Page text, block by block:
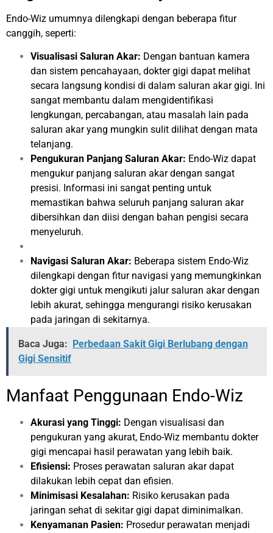
Endo-Wiz umumnya dilengkapi dengan beberapa fitur
canggih, seperti:
Visualisasi Saluran Akar: Dengan bantuan kamera
dan sistem pencahayaan, dokter gigi dapat melihat
secara langsung kondisi di dalam saluran akar gigi. Ini
sangat membantu dalam mengidentifikasi
lengkungan, percabangan, atau masalah lain pada
saluran akar yang mungkin sulit dilihat dengan mata
telanjang.
Pengukuran Panjang Saluran Akar: Endo-Wiz dapat
mengukur panjang saluran akar dengan sangat
presisi. Informasi ini sangat penting untuk
memastikan bahwa seluruh panjang saluran akar
dibersihkan dan diisi dengan bahan pengisi secara
menyeluruh.
Navigasi Saluran Akar: Beberapa sistem Endo-Wiz
dilengkapi dengan fitur navigasi yang memungkinkan
dokter gigi untuk mengikuti jalur saluran akar dengan
lebih akurat, sehingga mengurangi risiko kerusakan
pada jaringan di sekitarnya.
Baca Juga: Perbedaan Sakit Gigi Berlubang dengan
Gigi Sensitif
Manfaat Penggunaan Endo-Wiz
Akurasi yang Tinggi: Dengan visualisasi dan
pengukuran yang akurat, Endo-Wiz membantu dokter
gigi mencapai hasil perawatan yang lebih baik.
Efisiensi: Proses perawatan saluran akar dapat
dilakukan lebih cepat dan efisien.
Minimisasi Kesalahan: Risiko kerusakan pada
jaringan sehat di sekitar gigi dapat diminimalkan.
Kenyamanan Pasien: Prosedur perawatan menjadi